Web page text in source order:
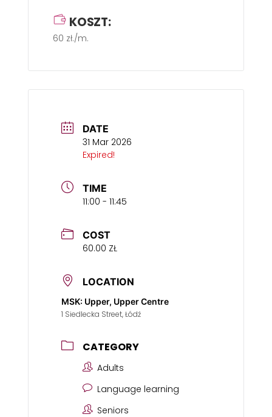
KOSZT:
60 zł./m.
DATE
31 Mar 2026
Expired!
TIME
11:00 - 11:45
COST
60.00 ZŁ
LOCATION
MSK: Upper, Upper Centre
1 Siedlecka Street, Łódź
CATEGORY
Adults
Language learning
Seniors